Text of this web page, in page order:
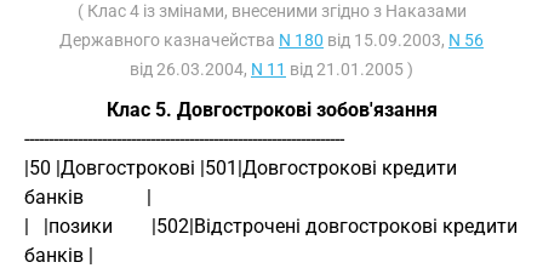
( Клас 4 із змінами, внесеними згідно з Наказами
Державного казначейства N 180 від 15.09.2003, N 56
від 26.03.2004, N 11 від 21.01.2005 )
Клас 5. Довгострокові зобов'язання
------------------------------------------------------------------
|50 |Довгострокові |501|Довгострокові кредити
банків             |
|   |позики        |502|Відстрочені довгострокові кредити
банків |